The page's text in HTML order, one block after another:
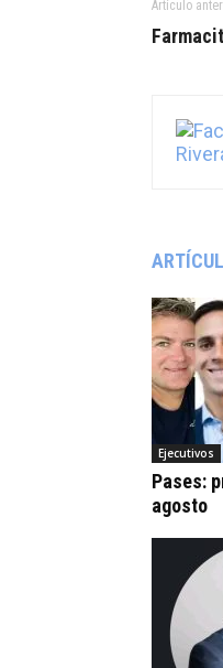
Artículo
Ejecutivos
Pases:
agosto